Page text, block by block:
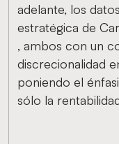
adelante, los
estratégica de
, ambos con un
discrecionalidad
poniendo el
sólo la